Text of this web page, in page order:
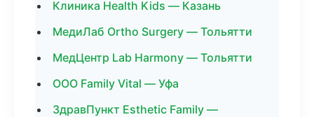
Клиника Health Kids — Казань
МедиЛаб Ortho Surgery — Тольятти
МедЦентр Lab Harmony — Тольятти
ООО Family Vital — Уфа
ЗдравПункт Esthetic Family —